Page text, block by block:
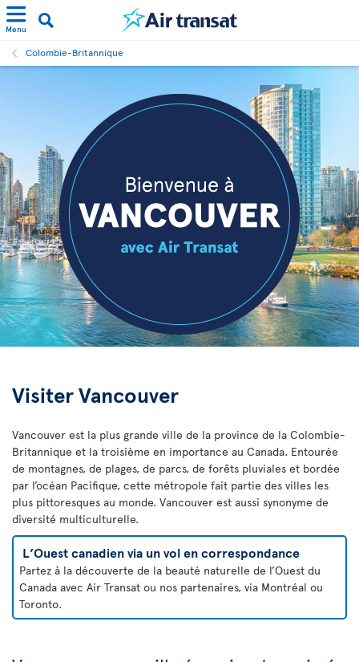
Menu
Colombie-Britannique
Visiter Vancouver
Vancouver est la plus grande ville de la province de la Colombie-
Britannique et la troisième en importance au Canada. Entourée
de montagnes, de plages, de parcs, de forêts pluviales et bordée
par l’océan Pacifique, cette métropole fait partie des villes les
plus pittoresques au monde. Vancouver est aussi synonyme de
diversité multiculturelle.
L’Ouest canadien via un vol en correspondance
Partez à la découverte de la beauté naturelle de l’Ouest du
Canada avec Air Transat ou nos partenaires, via Montréal ou
Toronto.